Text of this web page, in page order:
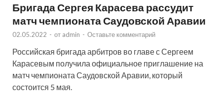
Бригада Сергея Карасева рассудит
матч чемпионата Саудовской Аравии
02.05.2022 - от admin - Оставьте комментарий
Российская бригада арбитров во главе с Сергеем
Карасевым получила официальное приглашение на
матч чемпионата Саудовской Аравии, который
состоится 5 мая.